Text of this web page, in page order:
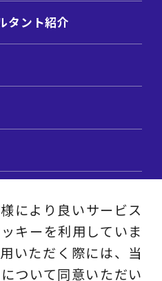
タント紹介
により良いサービス
キーを利用していま
いただく際には、当
ついて同意いただい